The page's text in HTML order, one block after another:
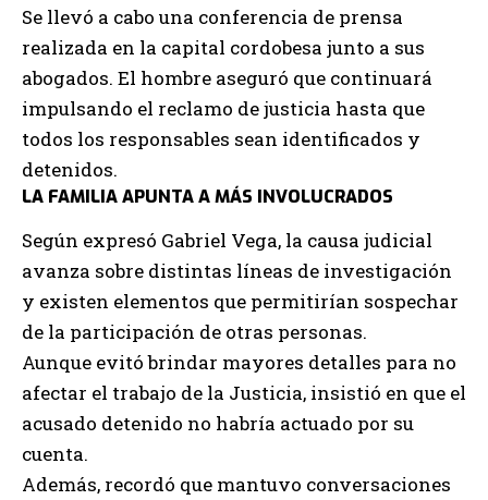
Se llevó a cabo una conferencia de prensa
realizada en la capital cordobesa junto a sus
abogados. El hombre aseguró que continuará
impulsando el reclamo de justicia hasta que
todos los responsables sean identificados y
detenidos.
LA FAMILIA APUNTA A MÁS INVOLUCRADOS
Según expresó Gabriel Vega, la causa judicial
avanza sobre distintas líneas de investigación
y existen elementos que permitirían sospechar
de la participación de otras personas.
Aunque evitó brindar mayores detalles para no
afectar el trabajo de la Justicia, insistió en que el
acusado detenido no habría actuado por su
cuenta.
Además, recordó que mantuvo conversaciones